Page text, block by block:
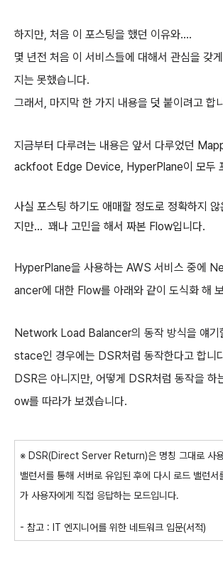
하지만, 처음 이 포스팅을 했던 이유와....
몇 년전 처음 이 서비스들에 대해서 관심을 갖
지는 못했습니다.
그래서, 마지막 한 가지 내용을 덧 붙이려고 합
지금부터 다루려는 내용은 앞서 다루었던
ackfoot Edge Device, HyperPlane이 모두
사실 포스팅 하기도 애매할 정도로 정확하지
지만... 꽤나 고민을 해서 짜본 Flow입니다.
HyperPlane을 사용하는 AWS 서비스 중에
ancer에 대한 Flow를 아래와 같이 도식화 해
Network Load Balancer의 동작 방식을 얘기
stace인 경우에는 DSR처럼 동작한다고 합니
DSR은 아니지만, 어떻게 DSR처럼 동작을 하
ow를 따라가 보겠습니다.
※ DSR(Direct Server Return)은 명칭 그대로 사
밸런서를 통해 서버로 유입된 후에 다시 로드 밸런서
가 사용자에게 직접 응답하는 모드입니다.
- 참고 : IT 엔지니어를 위한 네트워크 입문(서적)